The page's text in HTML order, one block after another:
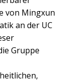
von Mingxun
an der UC
Gruppe